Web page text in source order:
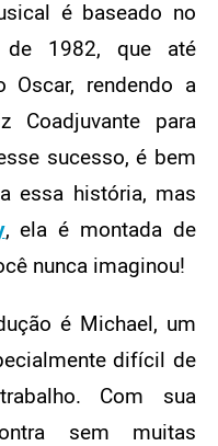
é baseado no
1982, que até
Oscar, rendendo a
Coadjuvante para
sucesso, é bem
essa história, mas
, ela é montada de
nunca imaginou!
é Michael, um
difícil de
Com sua
sem muitas